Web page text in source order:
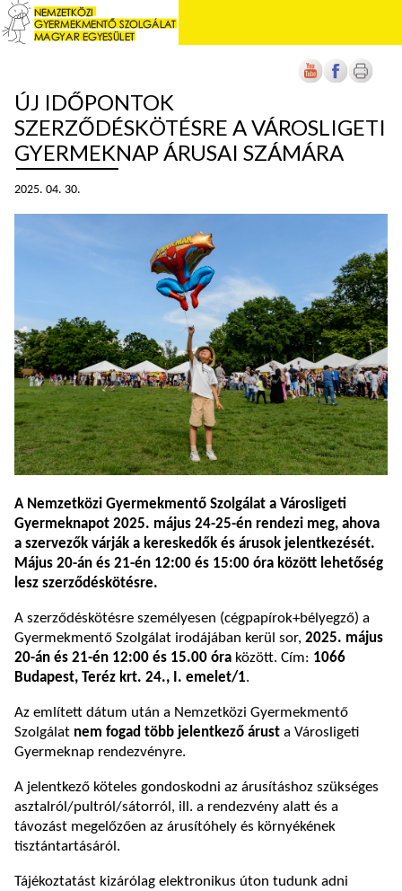
ÚJ IDŐPONTOK
SZERZŐDÉSKÖTÉSRE A VÁROSLIGETI
GYERMEKNAP ÁRUSAI SZÁMÁRA
2025. 04. 30.
A Nemzetközi Gyermekmentő Szolgálat a Városligeti
Gyermeknapot 2025. május 24-25-én rendezi meg, ahova
a szervezők várják a kereskedők és árusok jelentkezését.
Május 20-án és 21-én 12:00 és 15:00 óra között lehetőség
lesz szerződéskötésre.
A szerződéskötésre személyesen (cégpapírok+bélyegző) a
Gyermekmentő Szolgálat irodájában kerül sor, 2025. május
20-án és 21-én 12:00 és 15.00 óra között. Cím: 1066
Budapest, Teréz krt. 24., I. emelet/1.
Az említett dátum után a Nemzetközi Gyermekmentő
Szolgálat nem fogad több jelentkező árust a Városligeti
Gyermeknap rendezvényre.
A jelentkező köteles gondoskodni az árusításhoz szükséges
asztalról/pultról/sátorról, ill. a rendezvény alatt és a
távozást megelőzően az árusítóhely és környékének
tisztántartásáról.
Tájékoztatást kizárólag elektronikus úton tudunk adni